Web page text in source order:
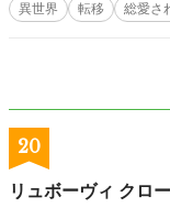
異世界 転移 総愛さ
20
リュボーヴィ クロ